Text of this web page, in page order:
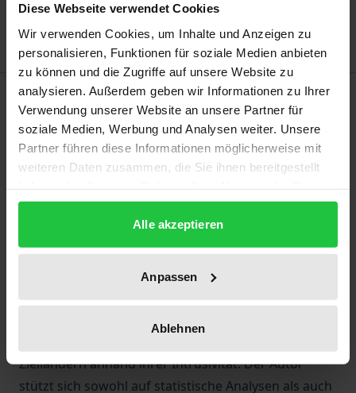
Diese Webseite verwendet Cookies
Wir verwenden Cookies, um Inhalte und Anzeigen zu
personalisieren, Funktionen für soziale Medien anbieten
zu können und die Zugriffe auf unsere Website zu
analysieren. Außerdem geben wir Informationen zu Ihrer
Verwendung unserer Website an unsere Partner für
soziale Medien, Werbung und Analysen weiter. Unsere
Partner führen diese Informationen möglicherweise mit
weiteren Daten zusammen, die Sie ihnen bereitgestellt
gesammelt haben.
Alle akzeptieren
Anpassen
Ablehnen
Hinweise zu Versandkosten
Beschreibung
Internationale Friedensmissionen navigieren einen
fundamentalen Zielkonflikt: einerseits gewaltsame
Regierungsführung fördern zu müssen. Wie diese
Studie zeigt, führt mehr Aufwand für Peacekeeping
keineswegs zu besserer Governance: Je robuster
Missionen aufgestellt werden desto weniger gelingt
ihnen die Förderung von Good Governance.
Zielländern anhand ihrer Intrusivität. Der Autor
stützt sich sowohl auf statistische Analysen als auch